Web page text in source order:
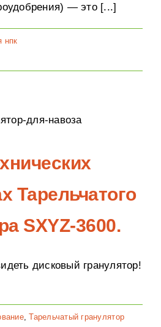
— это [...]
нпк
Тарельчатого
SXYZ-3600.
дисковый гранулятор!
,Тарельчатый гранулятор